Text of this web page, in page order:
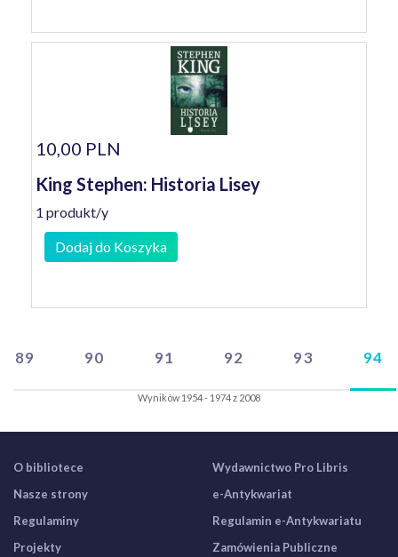
10,00 PLN
King Stephen: Historia Lisey
1 produkt/y
Dodaj do Koszyka
89 90 91 92 93 94
Wyników 1954 - 1974 z 2008
O bibliotece
Nasze strony
Regulaminy
Projekty
Wydawnictwo Pro Libris
e-Antykwariat
Regulamin e-Antykwariatu
Zamówienia Publiczne